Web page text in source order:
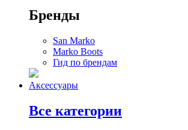
Бренды
San Marko
Marko Boots
Гид по брендам
Аксессуары
Все категории